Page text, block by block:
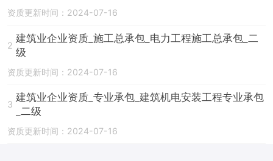
资质更新时间：2024-07-16
2
建筑业企业资质_施工总承包_电力工程施工总承包_二
级
资质更新时间：2024-07-16
3
建筑业企业资质_专业承包_建筑机电安装工程专业承包
_二级
资质更新时间：2024-07-16